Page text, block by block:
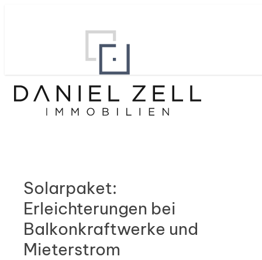
Solarpaket:
Erleichterungen bei
Balkonkraftwerke und
Mieterstrom